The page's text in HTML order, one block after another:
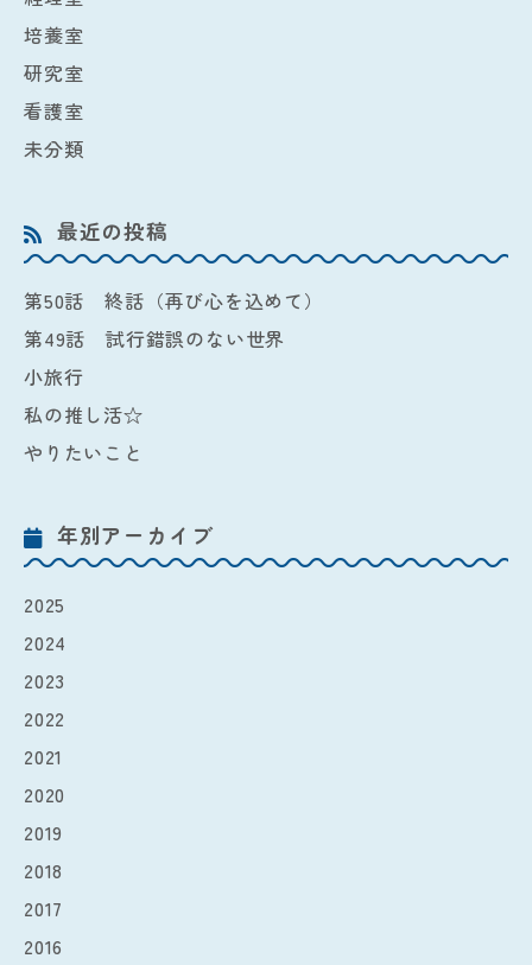
培養室
研究室
看護室
未分類
最近の投稿
第50話 終話（再び心を込めて）
第49話 試行錯誤のない世界
小旅行
私の推し活☆
やりたいこと
年別アーカイブ
2025
2024
2023
2022
2021
2020
2019
2018
2017
2016